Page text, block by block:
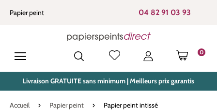
principal
Papier peint 04 82 91 03 93
0
LE
Livraison GRATUITE sans minimum | Meilleurs prix garantis
Accueil Papier peint Papier peint intissé